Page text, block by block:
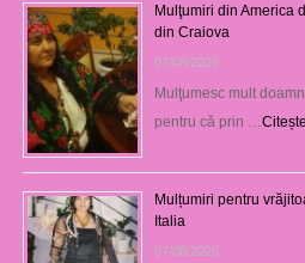
Mulţumiri din America
din Craiova
07/08/2026
Mulţumesc mult
pentru că prin …
Mulțumiri pentru
Italia
07/08/2026